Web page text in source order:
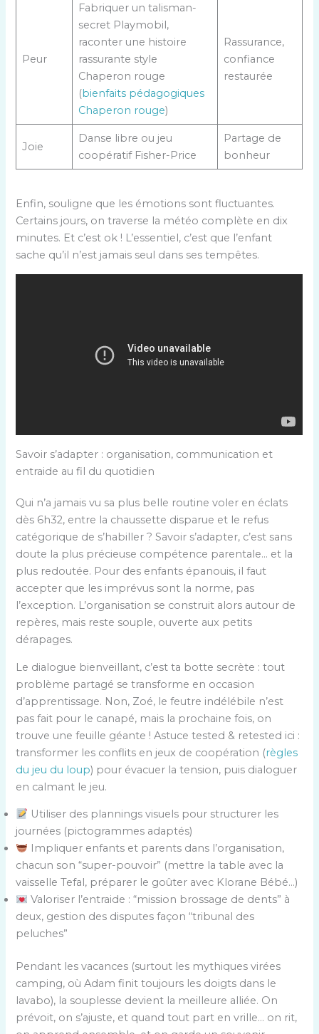
Peur
Fabriquer un talisman-
secret Playmobil,
raconter une histoire
rassurante style
Chaperon rouge
(bienfaits pédagogiques
Chaperon rouge)
Rassurance,
confiance
restaurée
Joie
Danse libre ou jeu
coopératif Fisher-Price
Partage de
bonheur
Enfin, souligne que les émotions sont fluctuantes.
Certains jours, on traverse la météo complète en dix
minutes. Et c’est ok ! L’essentiel, c’est que l’enfant
sache qu’il n’est jamais seul dans ses tempêtes.
Savoir s’adapter : organisation, communication et
entraide au fil du quotidien
Qui n’a jamais vu sa plus belle routine voler en éclats
dès 6h32, entre la chaussette disparue et le refus
catégorique de s’habiller ? Savoir s’adapter, c’est sans
doute la plus précieuse compétence parentale… et la
plus redoutée. Pour des enfants épanouis, il faut
accepter que les imprévus sont la norme, pas
l’exception. L’organisation se construit alors autour de
repères, mais reste souple, ouverte aux petits
dérapages.
Le dialogue bienveillant, c’est ta botte secrète : tout
problème partagé se transforme en occasion
d’apprentissage. Non, Zoé, le feutre indélébile n’est
pas fait pour le canapé, mais la prochaine fois, on
trouve une feuille géante ! Astuce tested & retested ici :
transformer les conflits en jeux de coopération (règles
du jeu du loup) pour évacuer la tension, puis dialoguer
en calmant le jeu.
Utiliser des plannings visuels pour structurer les
journées (pictogrammes adaptés)
Impliquer enfants et parents dans l’organisation,
chacun son “super-pouvoir” (mettre la table avec la
vaisselle Tefal, préparer le goûter avec Klorane Bébé…)
Valoriser l’entraide : “mission brossage de dents” à
deux, gestion des disputes façon “tribunal des
peluches”
Pendant les vacances (surtout les mythiques virées
camping, où Adam finit toujours les doigts dans le
lavabo), la souplesse devient la meilleure alliée. On
prévoit, on s’ajuste, et quand tout part en vrille… on rit,